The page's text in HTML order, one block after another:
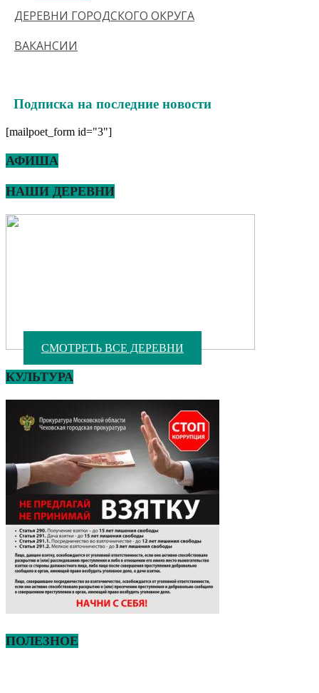
ДЕРЕВНИ ГОРОДСКОГО ОКРУГА
ВАКАНСИИ
Подписка на последние новости
[mailpoet_form id="3"]
АФИША
НАШИ ДЕРЕВНИ
СМОТРЕТЬ ВСЕ ДЕРЕВНИ
КУЛЬТУРА
ПОЛЕЗНОЕ